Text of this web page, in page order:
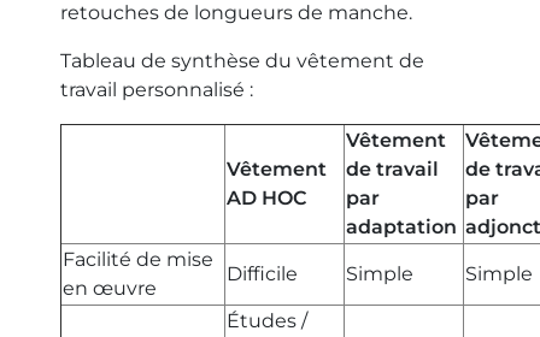
retouches de longueurs de manche.
Tableau de synthèse du vêtement de
travail personnalisé :
Vêtement
AD HOC
Vêtement
de travail
par
adaptation
de
par
Facilité de mise
en œuvre
Difficile Simple Simple
Études /